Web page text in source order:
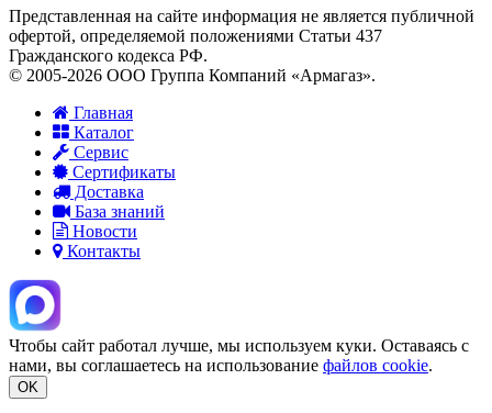
Представленная на сайте информация не является публичной
офертой, определяемой положениями Статьи 437
Гражданского кодекса РФ.
© 2005-2026 ООО Группа Компаний «Армагаз».
Главная
Каталог
Сервис
Сертификаты
Доставка
База знаний
Новости
Контакты
Чтобы сайт работал лучше, мы используем куки. Оставаясь с
нами, вы соглашаетесь на использование файлов cookie.
OK